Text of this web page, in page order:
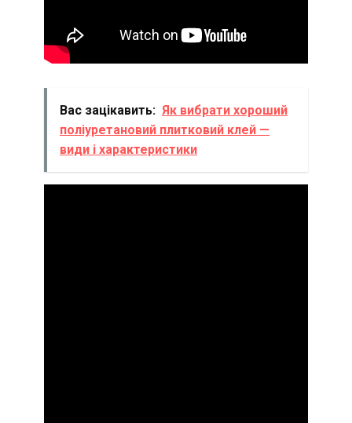
Вас зацікавить: Як вибрати хороший
поліуретановий плитковий клей —
види і характеристики